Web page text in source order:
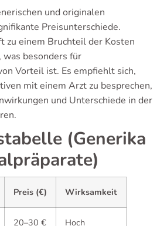
und originalen
Preisunterschiede.
zu einem Bruchteil der Kosten
besonders für
Vorteil ist. Es empfiehlt sich,
mit einem Arzt zu besprechen,
und Unterschiede in der
(Generika
Preis (€) Wirksamkeit
20–30 € Hoch